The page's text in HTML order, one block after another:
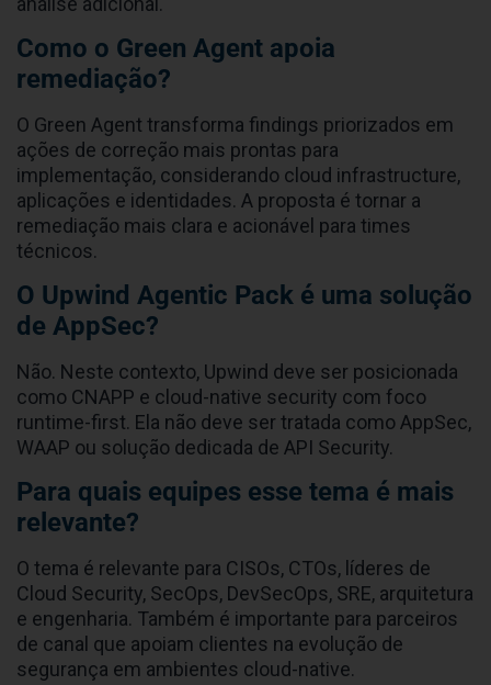
Como o Green Agent apoia
remediação?
O Green Agent transforma findings priorizados em
ações de correção mais prontas para
implementação, considerando cloud infrastructure,
aplicações e identidades. A proposta é tornar a
remediação mais clara e acionável para times
técnicos.
O Upwind Agentic Pack é uma solução
de AppSec?
Não. Neste contexto, Upwind deve ser posicionada
como CNAPP e cloud-native security com foco
runtime-first. Ela não deve ser tratada como AppSec,
WAAP ou solução dedicada de API Security.
Para quais equipes esse tema é mais
relevante?
O tema é relevante para CISOs, CTOs, líderes de
Cloud Security, SecOps, DevSecOps, SRE, arquitetura
e engenharia. Também é importante para parceiros
de canal que apoiam clientes na evolução de
segurança em ambientes cloud-native.